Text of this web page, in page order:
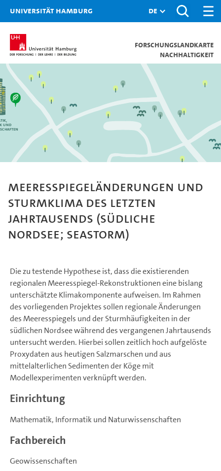
Universität Hamburg
Forschungslandkarte
Nachhaltigkeit
und
Meeresspiegeländerungen und
Sturmklima des letzten
Jahrtausends (südliche
Nordsee; SEASTORM)
Die zu testende Hypothese ist, dass die existierenden
regionalen Meeresspiegel-Rekonstruktionen eine bislang
unterschätzte Klimakomponente aufweisen. Im Rahmen
des vorliegenden Projektes sollen regionale Änderungen
des Meeresspiegels und der Sturmhäufigkeiten in der
südlichen Nordsee während des vergangenen Jahrtausends
untersucht werden. Hierbei sollen zeitlich hoch aufgelöste
Proxydaten aus heutigen Salzmarschen und aus
mittelalterlichen Sedimenten der Köge mit
Modellexperimenten verknüpft werden.
Einrichtung
Mathematik, Informatik und Naturwissenschaften
Fachbereich
Geowissenschaften